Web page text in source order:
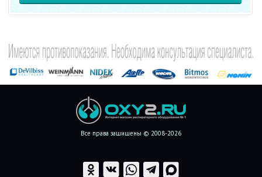
Все права защищены © 2008-2026